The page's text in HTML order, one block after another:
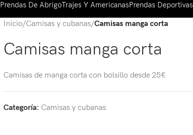
Prendas De AbrigoTrajes Y AmericanasPrendas Deportivas
Inicio/Camisas y cubanas/Camisas manga corta
Camisas manga corta
Camisas de manga corta con bolsillo desde 25€
Categoría: Camisas y cubanas